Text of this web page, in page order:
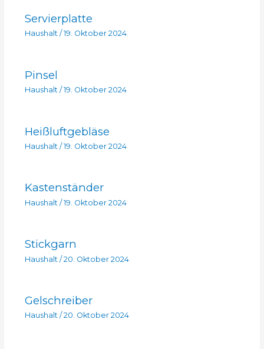
Servierplatte
Haushalt/ 19. Oktober 2024
Pinsel
Haushalt/ 19. Oktober 2024
Heißluftgebläse
Haushalt / 19. Oktober 2024
Kastenständer
Haushalt /19. Oktober 2024
Stickgarn
Haushalt /20. Oktober 2024
Gelschreiber
Haushalt/ 20. Oktober 2024